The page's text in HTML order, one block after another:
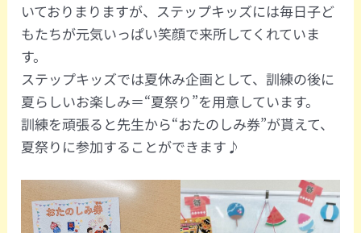
いておりまりますが、ステップキッズには毎日子ど
もたちが元気いっぱい笑顔で来所してくれていま
す。
ステップキッズでは夏休み企画として、訓練の後に
夏らしいお楽しみ＝“夏祭り”を用意しています。
訓練を頑張ると先生から“おたのしみ券”が貰えて、
夏祭りに参加することができます♪